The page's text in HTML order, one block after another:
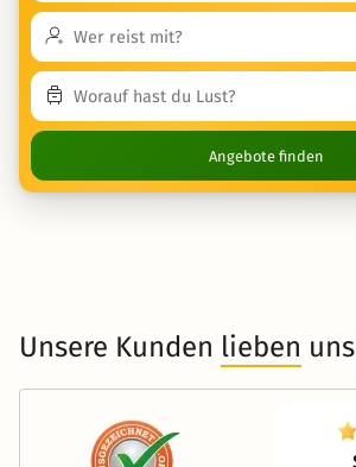
Angebote finden
Unsere Kunden lieben uns